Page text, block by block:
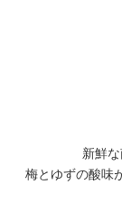
新鮮
梅とゆずの酸味